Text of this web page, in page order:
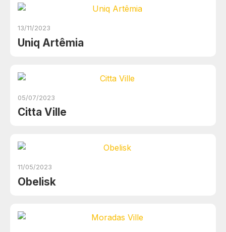
13/11/2023
Uniq Artêmia
05/07/2023
Citta Ville
11/05/2023
Obelisk